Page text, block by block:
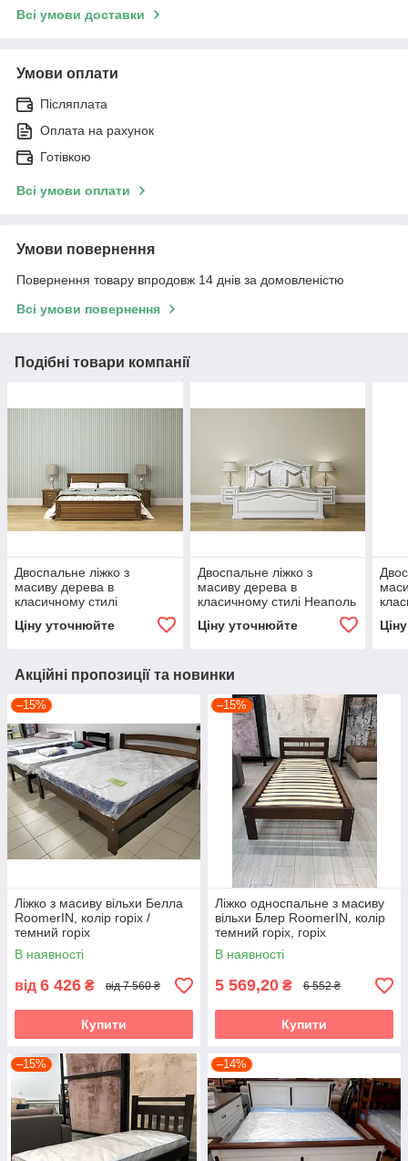
Всі умови доставки
Умови оплати
Післяплата
Оплата на рахунок
Готівкою
Всі умови оплати
Умови повернення
Повернення товару впродовж 14 днів за домовленістю
Всі умови повернення
Подібні товари компанії
Двоспальне ліжко з
масиву дерева в
класичному стилі
темний горіх
Ціну уточнюйте
Двоспальне ліжко з
масиву дерева в
класичному стилі Неаполь
Ціну уточнюйте
Акційні пропозиції та новинки
–15%
Ліжко з масиву вільхи Белла
RoomerIN, колір горіх /
темний горіх
В наявності
від 6 426 ₴ від 7 560 ₴
Купити
–15%
Ліжко односпальне з масиву
вільхи Блер RoomerIN, колір
темний горіх, горіх
В наявності
5 569,20 ₴ 6 552 ₴
Купити
–15% –14%